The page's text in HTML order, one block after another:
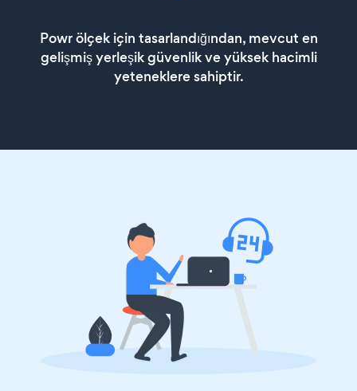
Powr ölçek için tasarlandığından, mevcut en
gelişmiş yerleşik güvenlik ve yüksek hacimli
yeteneklere sahiptir.